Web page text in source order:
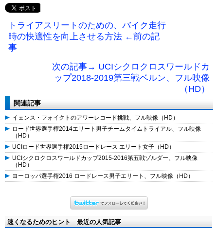
トライアスリートのための、バイク走行
時の快適性を向上させる方法 ←前の記
事
次の記事→ UCIシクロクロスワールドカ
ップ2018-2019第三戦ベルン、フル映像
（HD）
関連記事
イェンス・フォイクトのアワーレコード挑戦、フル映像（HD）
ロード世界選手権2014エリート男子チームタイムトライアル、フル映像
（HD）
UCIロード世界選手権2015ロードレース エリート女子（HD）
UCIシクロクロスワールドカップ2015-2016第五戦ゾルダー、フル映像
（HD）
ヨーロッパ選手権2016 ロードレース男子エリート、フル映像（HD）
速くなるためのヒント 最近の人気記事